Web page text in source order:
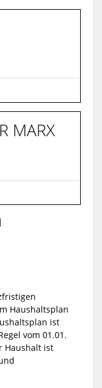
MARX
Haushaltsplan
ist
vom 01.01.
Haushalt ist